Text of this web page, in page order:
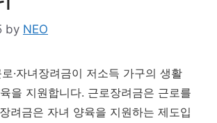
by NEO
·자녀장려금이 저소득 가구의 생활
을 지원합니다. 근로장려금은 근로를
려금은 자녀 양육을 지원하는 제도입